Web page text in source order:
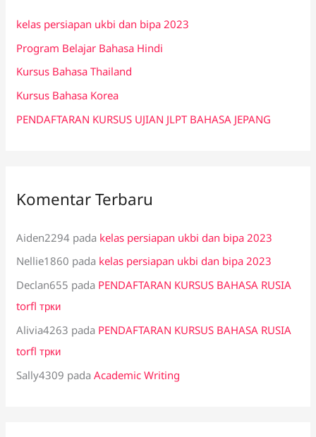
t
u
k
:
kelas persiapan ukbi dan bipa 2023
Program Belajar Bahasa Hindi
Kursus Bahasa Thailand
Kursus Bahasa Korea
PENDAFTARAN KURSUS UJIAN JLPT BAHASA JEPANG
Komentar Terbaru
Aiden2294 pada kelas persiapan ukbi dan bipa 2023
Nellie1860 pada kelas persiapan ukbi dan bipa 2023
Declan655 pada PENDAFTARAN KURSUS BAHASA RUSIA
torfl трки
Alivia4263 pada PENDAFTARAN KURSUS BAHASA RUSIA
torfl трки
Sally4309 padaAcademic Writing